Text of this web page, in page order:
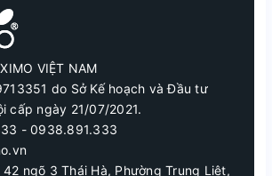
VIỆT NAM
do Sở Kế hoạch và Đầu tư
cấp ngày 21/07/2021.
- 0938.891.333
ngõ 3 Thái Hà, Phường Trung Liệt,